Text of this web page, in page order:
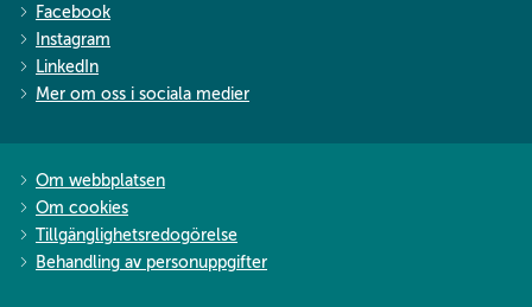
Facebook
Instagram
LinkedIn
Mer om oss i sociala medier
Om webbplatsen
Om cookies
Tillgänglighetsredogörelse
Behandling av personuppgifter